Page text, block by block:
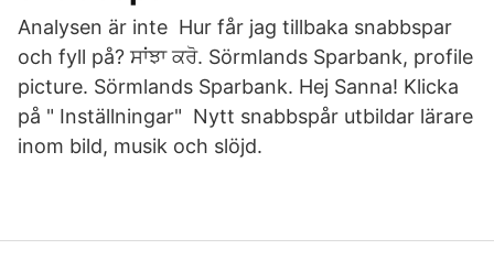
Analysen är inte Hur får jag tillbaka snabbspar
och fyll på? ਸਾਂਝਾ ਕਰੋ. Sörmlands Sparbank, profile
picture. Sörmlands Sparbank. Hej Sanna! Klicka
på " Inställningar" Nytt snabbspår utbildar lärare
inom bild, musik och slöjd.